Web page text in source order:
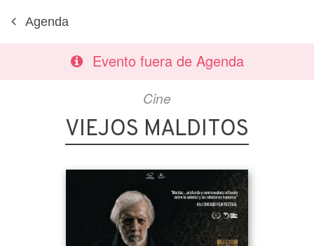
Agenda
Evento fuera de Agenda
Cine
VIEJOS MALDITOS